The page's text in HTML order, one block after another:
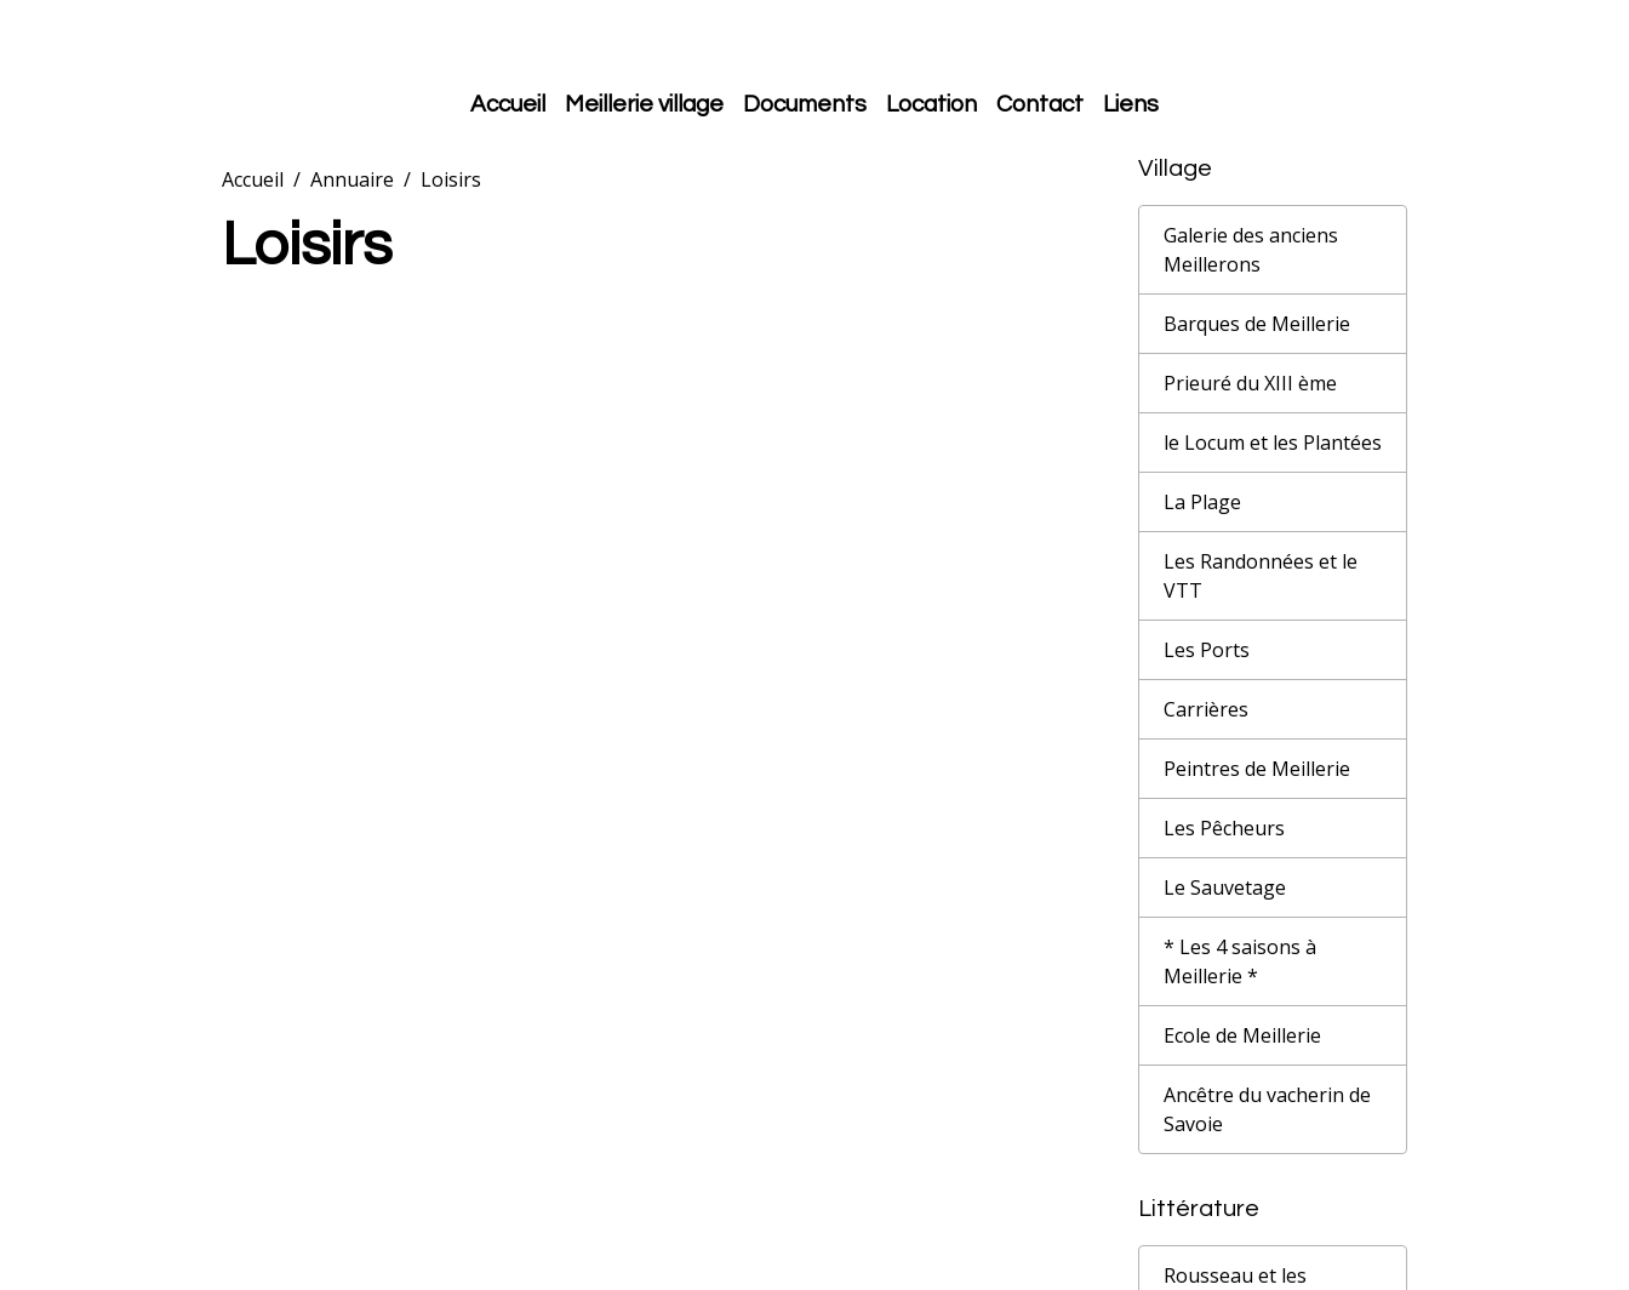
Accueil Meillerie village Documents Location Contact Liens
Accueil Annuaire Loisirs
Loisirs
Village
Galerie des anciens
Meillerons
Barques de Meillerie
Prieuré du XIII ème
le Locum et les Plantées
La Plage
Les Randonnées et le
VTT
Les Ports
Carrières
Peintres de Meillerie
Les Pêcheurs
Le Sauvetage
* Les 4 saisons à
Meillerie *
Ecole de Meillerie
Ancêtre du vacherin de
Savoie
Littérature
Rousseau et les